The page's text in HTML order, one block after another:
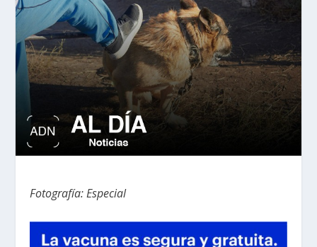
Fotografía: Especial